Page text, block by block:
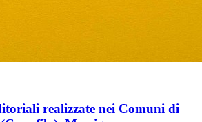
realizzate nei Comuni di